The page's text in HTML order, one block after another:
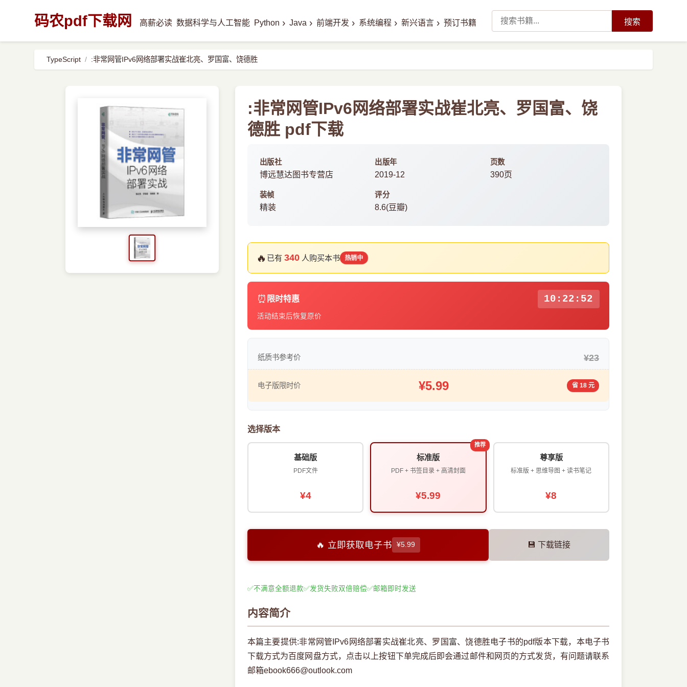
码农pdf下载网 高薪必读 数据科学与人工智能 Python › Java › 前端开发 › 系统编程 › 新兴语言 › 预订书籍 搜索
TypeScript :非常网管IPv6网络部署实战崔北亮、罗国富、饶德胜
:非常网管IPv6网络部署实战崔北亮、罗国富、饶
德胜 pdf下载
出版社
博远慧达图书专营店
出版年
2019-12
页数
390页
装帧
精装
评分
8.6(豆瓣)
🔥 已有 340人购买本书 热销中
⏰ 限时特惠 10:22:51
活动结束后恢复原价
纸质书参考价 ¥23
电子版限时价 ¥5.99 省 18 元
选择版本
基础版
PDF文件
¥4
推荐
标准版
PDF + 书签目录 + 高清封面
¥5.99
尊享版
标准版 + 思维导图 + 读书笔记
¥8
🔥 立即获取电子书 ¥5.99 💾 下载链接
✅不满意全额退款✅发货失败双倍赔偿✅邮箱即时发送
内容简介
本篇主要提供:非常网管IPv6网络部署实战崔北亮、罗国富、饶德胜电子书的pdf版本下载，本电子书
下载方式为百度网盘方式，点击以上按钮下单完成后即会通过邮件和网页的方式发货，有问题请联系
邮箱ebook666@outlook.com